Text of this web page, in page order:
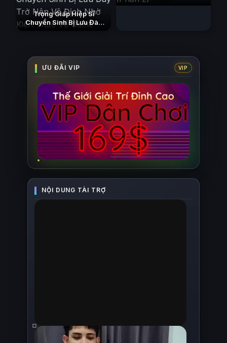
Trọng Giáp Hiệp Sĩ
Chuyển Sinh Bị Lưu Đày